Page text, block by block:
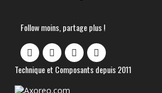
Follow moins, partage plus !
Technique et Composants depuis 2011